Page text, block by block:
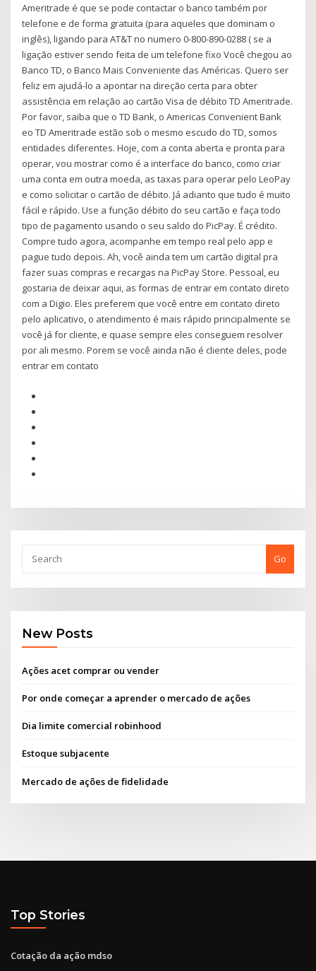
Ameritrade é que se pode contactar o banco também por
telefone e de forma gratuita (para aqueles que dominam o
inglês), ligando para AT&T no numero 0-800-890-0288 ( se a
ligação estiver sendo feita de um telefone fixo Você chegou ao
Banco TD, o Banco Mais Conveniente das Américas. Quero ser
feliz em ajudá-lo a apontar na direção certa para obter
assistência em relação ao cartão Visa de débito TD Ameritrade.
Por favor, saiba que o TD Bank, o Americas Convenient Bank
eo TD Ameritrade estão sob o mesmo escudo do TD, somos
entidades diferentes. Hoje, com a conta aberta e pronta para
operar, vou mostrar como é a interface do banco, como criar
uma conta em outra moeda, as taxas para operar pelo LeoPay
e como solicitar o cartão de débito. Já adianto que tudo é muito
fácil e rápido. Use a função débito do seu cartão e faça todo
tipo de pagamento usando o seu saldo do PicPay. É crédito.
Compre tudo agora, acompanhe em tempo real pelo app e
pague tudo depois. Ah, você ainda tem um cartão digital pra
fazer suas compras e recargas na PicPay Store. Pessoal, eu
gostaria de deixar aqui, as formas de entrar em contato direto
com a Digio. Eles preferem que você entre em contato direto
pelo aplicativo, o atendimento é mais rápido principalmente se
você já for cliente, e quase sempre eles conseguem resolver
por ali mesmo. Porem se você ainda não é cliente deles, pode
entrar em contato
Go
New Posts
Ações acet comprar ou vender
Por onde começar a aprender o mercado de ações
Dia limite comercial robinhood
Estoque subjacente
Mercado de ações de fidelidade
Top Stories
Cotação da ação mdso